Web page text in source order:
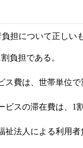
担について正しい
負担である。
ス費は、世帯単位で
ビスの滞在費は、1
祉法人による利用